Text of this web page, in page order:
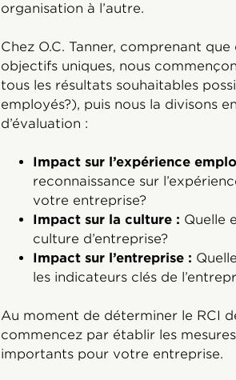
organisation à l’autre.
Chez O.C. Tanner, comprenant
objectifs uniques, nous
tous les résultats souhaitables
employés?), puis nous la divisons
d’évaluation :
Impact sur l’expérience
reconnaissance sur
votre entreprise?
Impact sur la culture : Quelle
culture d’entreprise?
Impact sur l’entreprise :
les indicateurs clés de
Au moment de déterminer le RCI
commencez par établir les
importants pour votre entreprise.